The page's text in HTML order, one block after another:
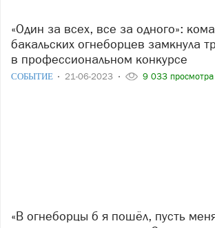
«Один за всех, все за одного»: команда
бакальских огнеборцев замкнула
в профессиональном конкурсе
СОБЫТИЕ 21-06-2023 9 033 просмотра
«В огнеборцы б я пошёл, пусть меня научат!»: 7